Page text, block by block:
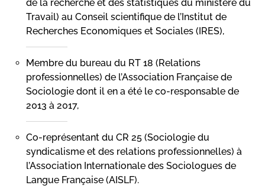
de la recherche et des statistiques du ministère du
Travail) au Conseil scientifique de l’Institut de
Recherches Economiques et Sociales (IRES),
Membre du bureau du RT 18 (Relations
professionnelles) de l’Association Française de
Sociologie dont il en a été le co-responsable de
2013 à 2017,
Co-représentant du CR 25 (Sociologie du
syndicalisme et des relations professionnelles) à
l’Association Internationale des Sociologues de
Langue Française (AISLF).